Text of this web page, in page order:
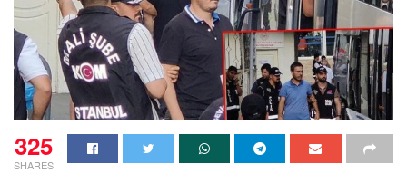
325
SHARES